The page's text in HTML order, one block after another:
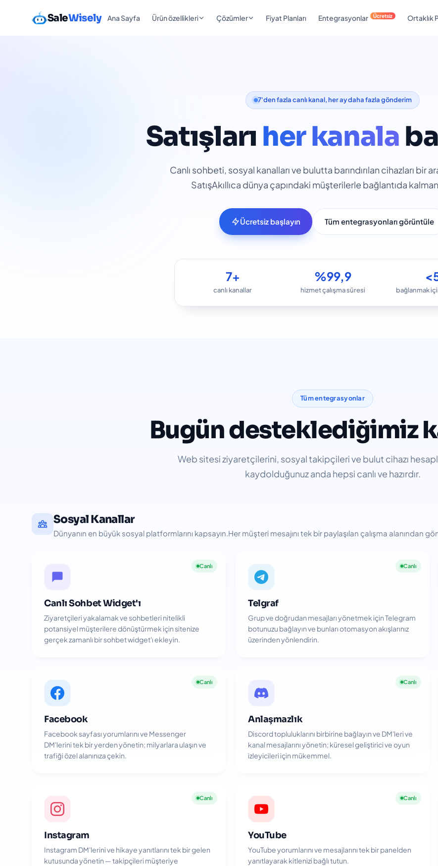
SaleWisely Ana Sayfa Ürün özellikleri Çözümler Fiyat Planları Entegrasyonlar Ücretsiz Ortaklık
7'den fazla canlı kanal, her ay daha fazla gönderim
Satışları her kanala
Canlı sohbeti, sosyal kanalları ve bulutta barındırılan cihazları bir
SatışAkıllıca dünya çapındaki müşterilerle bağlantıda
Ücretsiz başlayın Tüm entegrasyonları görüntüle
7+
canlı kanallar
%99,9
hizmet çalışma süresi bağlanmak
Tüm entegrasyonlar
Bugün desteklediğimiz
Web sitesi ziyaretçilerini, sosyal takipçileri ve bulut cihazı
kaydolduğunuz anda hepsi canlı ve hazırdır.
Sosyal Kanallar
Dünyanın en büyük sosyal platformlarını kapsayın.Her müşteri mesajını tek bir paylaşılan çalışma alanından
Canlı Sohbet Widget'ı
Ziyaretçileri yakalamak ve sohbetleri nitelikli
potansiyel müşterilere dönüştürmek için sitenize
gerçek zamanlı bir sohbet widget'ı ekleyin.
Canlı
Telgraf
Grup ve doğrudan mesajları yönetmek için Telegram
botunuzu bağlayın ve bunları otomasyon akışlarınız
üzerinden yönlendirin.
Canlı
Facebook
Facebook sayfası yorumlarını ve Messenger
DM'lerini tek bir yerden yönetin; milyarlara ulaşın ve
trafiği özel alanınıza çekin.
Canlı
Anlaşmazlık
Discord topluluklarını birbirine bağlayın ve DM'leri ve
kanal mesajlarını yönetin; küresel geliştirici ve oyun
izleyicileri için mükemmel.
Canlı
Instagram
Instagram DM'lerini ve hikaye yanıtlarını tek bir gelen
kutusunda yönetin — takipçileri müşteriye
Canlı
YouTube
YouTube yorumlarını ve mesajlarını tek bir panelden
yanıtlayarak kitlenizi bağlı tutun.
Canlı